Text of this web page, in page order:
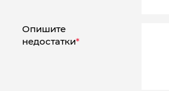
Опишите
недостатки*